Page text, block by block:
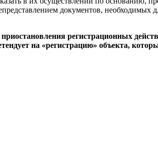
документов, необходимых
регистрационных
на «регистрацию» объекта,